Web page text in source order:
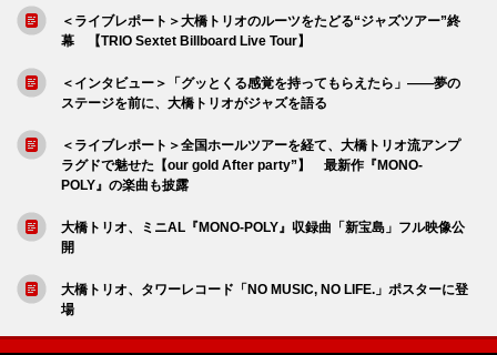
＜ライブレポート＞大橋トリオのルーツをたどる“ジャズツアー”終
幕 【TRIO Sextet Billboard Live Tour】
＜インタビュー＞「グッとくる感覚を持ってもらえたら」――夢の
ステージを前に、大橋トリオがジャズを語る
＜ライブレポート＞全国ホールツアーを経て、大橋トリオ流アンプ
ラグドで魅せた【our gold After party”】 最新作『MONO-
POLY』の楽曲も披露
大橋トリオ、ミニAL『MONO-POLY』収録曲「新宝島」フル映像公
開
大橋トリオ、タワーレコード「NO MUSIC, NO LIFE.」ポスターに登
場